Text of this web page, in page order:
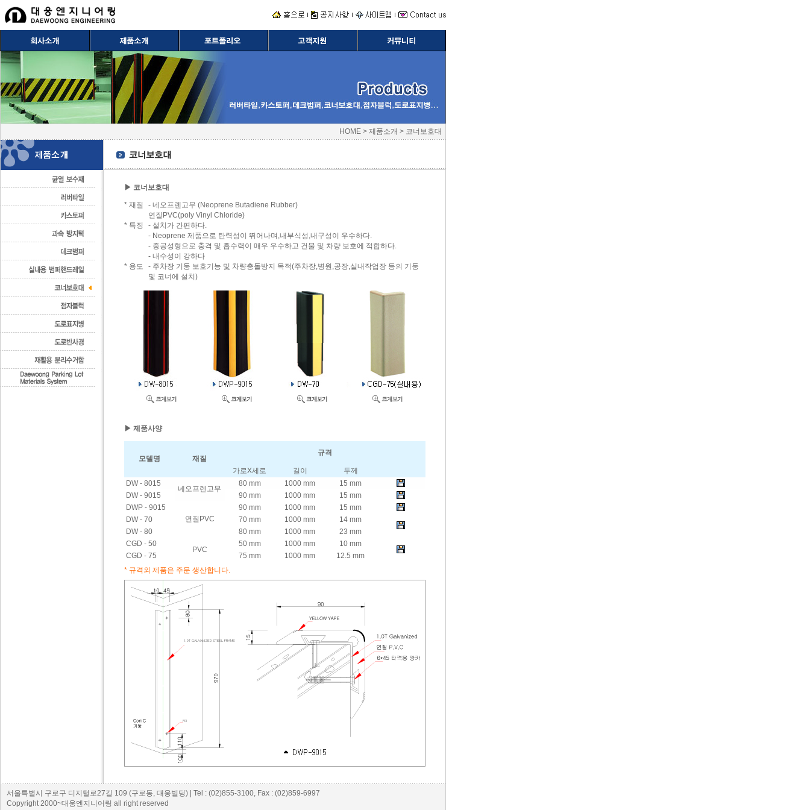
HOME > 제품소개 > 코너보호대
▶ 코너보호대
* 재질
- 네오프렌고무 (Neoprene Butadiene Rubber)
연질PVC(poly Vinyl Chloride)
* 특징
- 설치가 간편하다.
- Neoprene 제품으로 탄력성이 뛰어나며,내부식성,내구성이 우수하다.
- 중공성형으로 충격 및 흡수력이 매우 우수하고 건물 및 차량 보호에 적합하다.
- 내수성이 강하다
* 용도
- 주차장 기둥 보호기능 및 차량충돌방지 목적(주차장,병원,공장,실내작업장 등의 기둥
및 코너에 설치)
▶ 제품사양
모델명 재질
규격
가로X세로 길이
두께
DW - 8015
네오프렌고무
80 mm 1000 mm
15 mm
DW - 9015
90 mm 1000 mm
15 mm
DWP - 9015
연질PVC
90 mm 1000 mm
15 mm
DW - 70
70 mm 1000 mm
14 mm
DW - 80
80 mm 1000 mm
23 mm
CGD - 50
PVC
50 mm 1000 mm
10 mm
CGD - 75
75 mm 1000 mm
12.5 mm
* 규격외 제품은 주문 생산합니다.
서울특별시 구로구 디지털로27길 109 (구로동, 대웅빌딩) | Tel : (02)855-3100, Fax : (02)859-6997
Copyright 2000~대웅엔지니어링 all right reserved